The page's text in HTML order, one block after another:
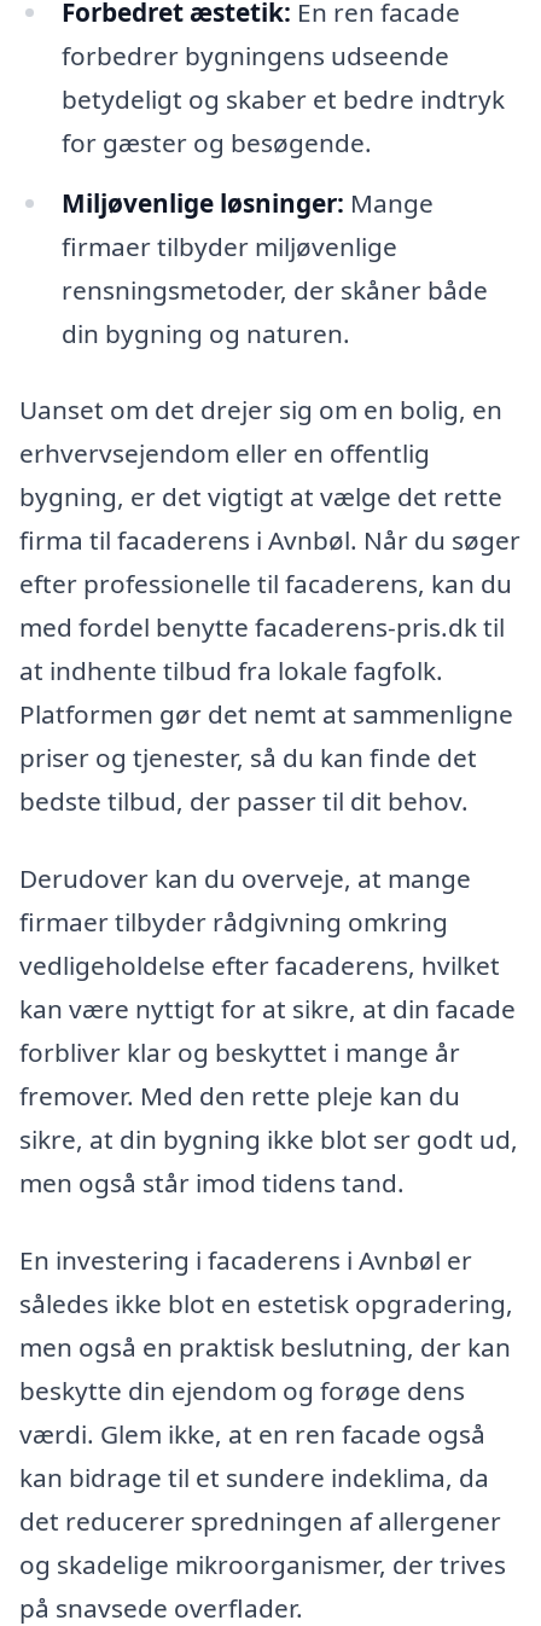
Forbedret æstetik: En ren facade
forbedrer bygningens udseende
betydeligt og skaber et bedre indtryk
for gæster og besøgende.
Miljøvenlige løsninger: Mange
firmaer tilbyder miljøvenlige
rensningsmetoder, der skåner både
din bygning og naturen.
Uanset om det drejer sig om en bolig, en
erhvervsejendom eller en offentlig
bygning, er det vigtigt at vælge det rette
firma til facaderens i Avnbøl. Når du søger
efter professionelle til facaderens, kan du
med fordel benytte facaderens-pris.dk til
at indhente tilbud fra lokale fagfolk.
Platformen gør det nemt at sammenligne
priser og tjenester, så du kan finde det
bedste tilbud, der passer til dit behov.
Derudover kan du overveje, at mange
firmaer tilbyder rådgivning omkring
vedligeholdelse efter facaderens, hvilket
kan være nyttigt for at sikre, at din facade
forbliver klar og beskyttet i mange år
fremover. Med den rette pleje kan du
sikre, at din bygning ikke blot ser godt ud,
men også står imod tidens tand.
En investering i facaderens i Avnbøl er
således ikke blot en estetisk opgradering,
men også en praktisk beslutning, der kan
beskytte din ejendom og forøge dens
værdi. Glem ikke, at en ren facade også
kan bidrage til et sundere indeklima, da
det reducerer spredningen af allergener
og skadelige mikroorganismer, der trives
på snavsede overflader.